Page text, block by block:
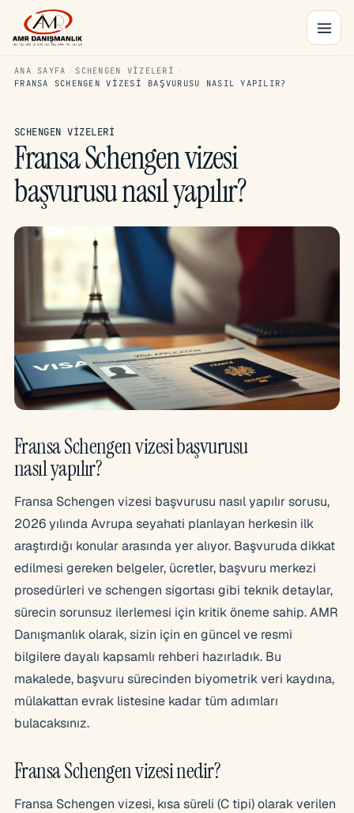
ANA SAYFA
SCHENGEN VIZELERI
FRANSA SCHENGEN VIZESI BAŞVURUSU NASIL YAPILIR?
SCHENGEN VIZELERI
Fransa Schengen vizesi
başvurusu nasıl yapılır?
Fransa Schengen vizesi başvurusu
nasıl yapılır?
Fransa Schengen vizesi başvurusu nasıl yapılır sorusu,
2026 yılında Avrupa seyahati planlayan herkesin ilk
araştırdığı konular arasında yer alıyor. Başvuruda dikkat
edilmesi gereken belgeler, ücretler, başvuru merkezi
prosedürleri ve schengen sigortası gibi teknik detaylar,
sürecin sorunsuz ilerlemesi için kritik öneme sahip. AMR
Danışmanlık olarak, sizin için en güncel ve resmi
bilgilere dayalı kapsamlı rehberi hazırladık. Bu
makalede, başvuru sürecinden biyometrik veri kaydına,
mülakattan evrak listesine kadar tüm adımları
bulacaksınız.
Fransa Schengen vizesi nedir?
Fransa Schengen vizesi, kısa süreli (C tipi) olarak verilen